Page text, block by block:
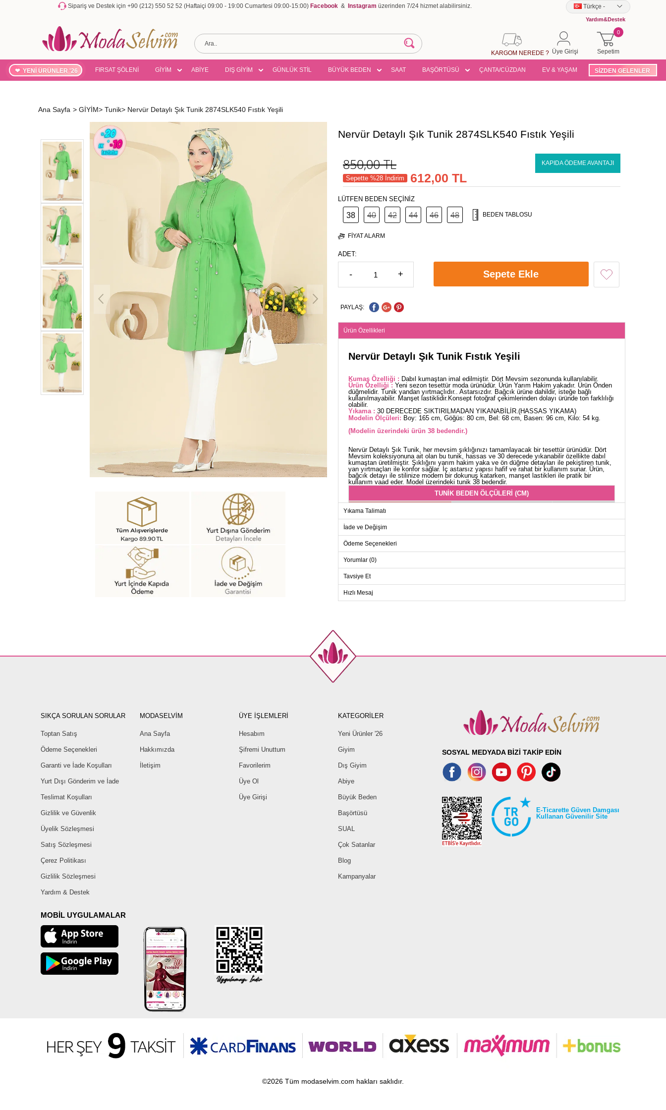
Sipariş ve Destek için +90 (212) 550 52 52 (Haftaiçi 09:00 - 19:00 Cumartesi 09:00-15:00) Facebook & Instagram üzerinden 7/24 hizmet alabilirsiniz. Türkçe -
Yardım&Destek
Sepetim
0
Üye Girişi
KARGOM NEREDE ?
YENİ ÜRÜNLER '26 FIRSAT ŞÖLENİ GİYİM ABİYE DIŞ GİYİM GÜNLÜK STİL BÜYÜK BEDEN SAAT BAŞÖRTÜSÜ ÇANTA/CÜZDAN EV & YAŞAM SİZDEN GELENLER
Ana Sayfa > GİYİM> Tunik> Nervür Detaylı Şık Tunik 2874SLK540 Fıstık Yeşili
Nervür Detaylı Şık Tunik 2874SLK540 Fıstık Yeşili
850,00TL KAPIDA ÖDEME AVANTAJI
Sepette %28 İndirim 612,00 TL
LÜTFEN BEDEN SEÇİNİZ
38 40 42 44 46 48 BEDEN TABLOSU
FIYAT ALARM
ADET:
- + Sepete Ekle
PAYLAŞ:
Ürün Özellikleri
Nervür Detaylı Şık Tunik Fıstık Yeşili
Kumaş Özelliği : Dabıl kumaştan imal edilmiştir. Dört Mevsim sezonunda kullanılabilir.
Ürün Özelliği : Yeni sezon tesettür moda ürünüdür. Ürün Yarım Hakim yakadır. Ürün Önden
düğmelidir. Tunik yandan yırtmaçlıdır.. Astarsızdır. Bağcık ürüne dahildir, isteğe bağlı
kullanılmayabilir. Manşet lastiklidir.Konsept fotoğraf çekimlerinden dolayı üründe ton farklılığı
olabilir.
Yıkama : 30 DERECEDE SIKTIRILMADAN YIKANABİLİR.(HASSAS YIKAMA)
Modelin Ölçüleri: Boy: 165 cm, Göğüs: 80 cm, Bel: 68 cm, Basen: 96 cm, Kilo: 54 kg.
(Modelin üzerindeki ürün 38 bedendir.)
Nervür Detaylı Şık Tunik, her mevsim şıklığınızı tamamlayacak bir tesettür ürünüdür. Dört
Mevsim koleksiyonuna ait olan bu tunik, hassas ve 30 derecede yıkanabilir özellikte dabıl
kumaştan üretilmiştir. Şıklığını yarım hakim yaka ve ön düğme detayları ile pekiştiren tunik,
yan yırtmaçları ile konfor sağlar. İç astarsız yapısı hafif ve rahat bir kullanım sunar. Ürün,
bağcık detayı ile stilinize modern bir dokunuş katarken, manşet lastikleri ile pratik bir
kullanım vaad eder. Model üzerindeki tunik 38 bedendir.
TUNİK BEDEN ÖLÇÜLERİ (CM)
38
96
91
40
98
91
48
116 91
Yıkama Talimatı
İade ve Değişim
Ödeme Seçenekleri
Yorumlar (0)
Tavsiye Et
Hızlı Mesaj
SIKÇA SORULAN SORULAR
Toptan Satış
Ödeme Seçenekleri
Garanti ve İade Koşulları
Yurt Dışı Gönderim ve İade
Teslimat Koşulları
Gizlilik ve Güvenlik
Üyelik Sözleşmesi
Satış Sözleşmesi
Çerez Politikası
Gizlilik Sözleşmesi
Yardım & Destek
MODASELVİM
Ana Sayfa
Hakkımızda
İletişim
ÜYE İŞLEMLERİ
Hesabım
Şifremi Unuttum
Favorilerim
Üye Ol
Üye Girişi
KATEGORİLER
Yeni Ürünler '26
Giyim
Dış Giyim
Abiye
Büyük Beden
Başörtüsü
SUAL
Çok Satanlar
Blog
Kampanyalar
MOBİL UYGULAMALAR
SOSYAL MEDYADA BİZİ TAKİP EDİN
E-Ticarette Güven Damgası
Kullanan Güvenilir Site
©2026 Tüm modaselvim.com hakları saklıdır.